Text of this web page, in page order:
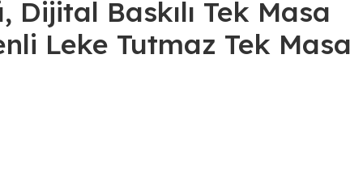
Dijital Baskılı Tek Masa
Leke Tutmaz Tek Masa